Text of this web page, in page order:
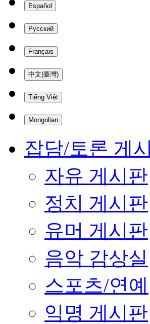
Español
Русский
Français
中文(臺灣)
Tiếng Việt
Mongolian
잡담/토론 게
자유 게시판
정치 게시판
유머 게시판
음악 감상실
스포츠/연예
익명 게시판